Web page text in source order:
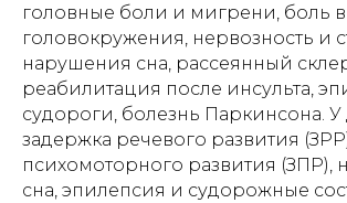
головные боли и мигрени, боль
головокружения, нервозность и
нарушения сна, рассеянный
реабилитация после инсульта,
судороги, болезнь Паркинсона. У
задержка речевого развития
психомоторного развития (ЗПР),
сна, эпилепсия и судорожные